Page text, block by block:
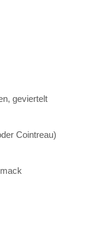
geviertelt
Cointreau)